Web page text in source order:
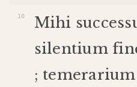
Mihi
silentium
; temerarium